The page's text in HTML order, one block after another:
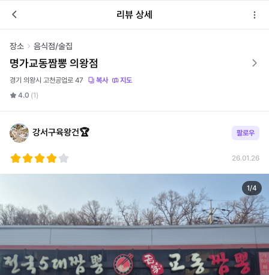
리뷰 상세
장소 음식점/술집
명가교동짬뽕 의왕점
경기 의왕시 고천공업로 47 복사
지도
4.0 (1)
강서구육왕건🏆 팔로우
26.01.26
1/4